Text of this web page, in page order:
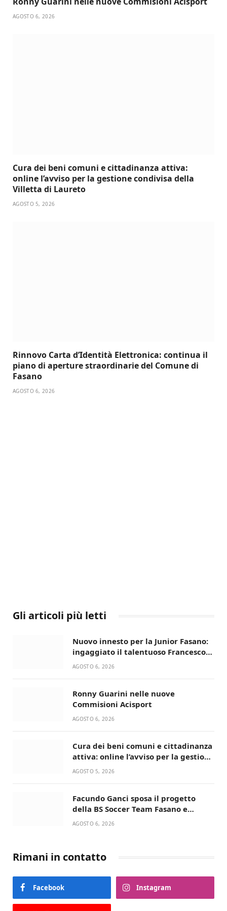
AGOSTO 6, 2026
Cura dei beni comuni e cittadinanza attiva:
online l’avviso per la gestione condivisa della
Villetta di Laureto
AGOSTO 5, 2026
Rinnovo Carta d’Identità Elettronica: continua il
piano di aperture straordinarie del Comune di
Fasano
AGOSTO 6, 2026
Gli articoli più letti
Nuovo innesto per la Junior Fasano:
ingaggiato il talentuoso Francesco
Lupo Timini
AGOSTO 6, 2026
Ronny Guarini nelle nuove
Commisioni Acisport
AGOSTO 6, 2026
Cura dei beni comuni e cittadinanza
attiva: online l’avviso per la gestione
condivisa della Villetta di Laureto
AGOSTO 5, 2026
Facundo Ganci sposa il progetto
della BS Soccer Team Fasano e
ritorna in campo
AGOSTO 6, 2026
Rimani in contatto
Facebook Instagram